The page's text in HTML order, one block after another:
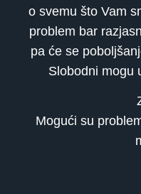
o svemu što Vam
problem bar
pa će se
Slobodni mogu
Mogući su